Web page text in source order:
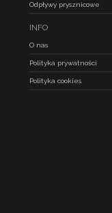
Odpływy prysznicowe
INFO
O nas
Polityka prywatności
Polityka cookies